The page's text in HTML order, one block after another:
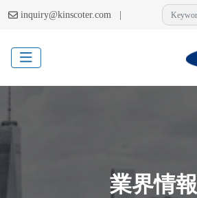
inquiry@kinscoter.com |
業界情報